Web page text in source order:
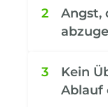
2
Angst,
3
Kein
Ablauf